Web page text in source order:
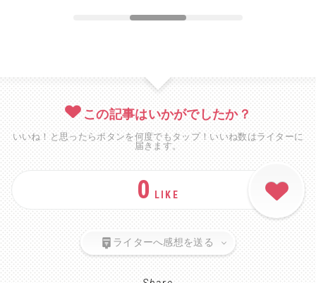
この記事はいかがでしたか？
いいね！と思ったらボタンを何度でもタップ！いいね数はライターに
届きます。
0 LIKE
ライターへ感想を送る